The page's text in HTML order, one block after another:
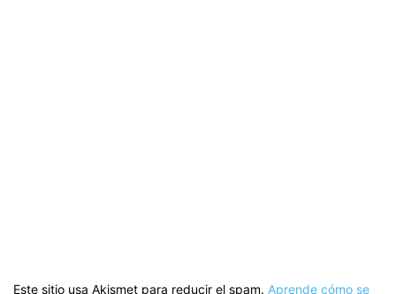
Este sitio usa Akismet para reducir el spam. Aprende cómo se